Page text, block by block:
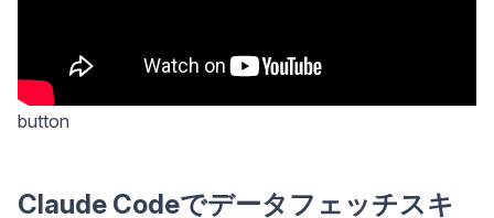
button
Claude Codeでデータフェッチスキ